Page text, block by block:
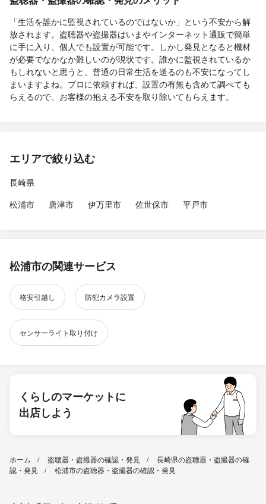
「生活を誰かに監視されているのではないか」という不安から解
放されます。盗聴器や盗撮器はいまやインターネット通販で簡単
に手に入り、個人でも設置が可能です。しかし発見となると機材
が必要でなかなか難しいのが現状です。誰かに監視されているか
もしれないと思うと、普通の日常生活を送るのも不安になってし
まいますよね。プロに依頼すれば、設置の有無も含めて調べても
らえるので、お客様の抱える不安を取り除いてもらえます。
エリアで絞り込む
長崎県
松浦市
唐津市 伊万里市 佐世保市 平戸市
松浦市の関連サービス
格安引越し 防犯カメラ設置
センサーライト取り付け
くらしのマーケットに
出店しよう
ホーム 盗聴器・盗撮器の確認・発見
長崎県の盗聴器・盗撮器の確
認・発見
松浦市の盗聴器・盗撮器の確認・発見